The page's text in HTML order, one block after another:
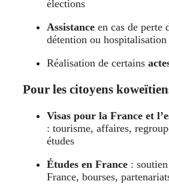
élections
Assistance en cas de perte
détention ou hospitalisation
Réalisation de certains
Pour les citoyens
Visas pour la France et
: tourisme, affaires,
études
Études en France :
France, bourses,